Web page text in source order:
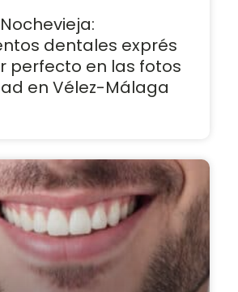
dentales exprés
perfecto en las fotos
en Vélez-Málaga